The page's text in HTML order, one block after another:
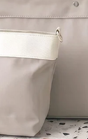
ポーチ ・ メガ
ネケース・マル
チケース他
コスメ
ジュエリーボッ
クス ・ケース
インテリア